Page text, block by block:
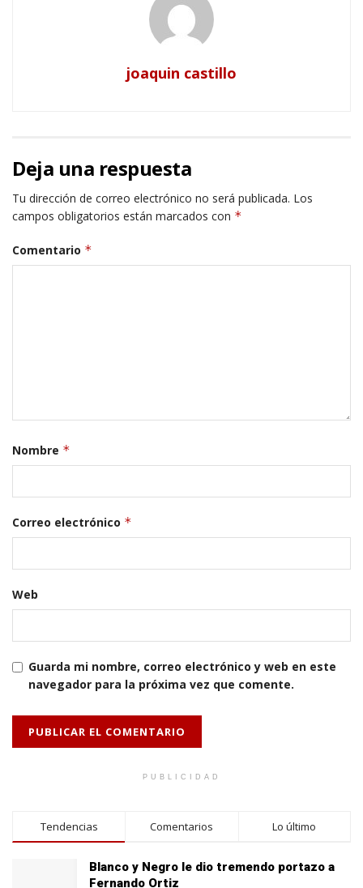
joaquin castillo
Deja una respuesta
Tu dirección de correo electrónico no será publicada. Los
campos obligatorios están marcados con *
Comentario *
Nombre *
Correo electrónico *
Web
Guarda mi nombre, correo electrónico y web en este
navegador para la próxima vez que comente.
PUBLICIDAD
Tendencias Comentarios Lo último
Blanco y Negro le dio tremendo portazo a
Fernando Ortiz